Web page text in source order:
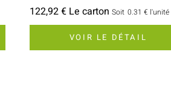
122,92 € Le carton Soit 0.31 € l'unité
VOIR LE DÉTAIL